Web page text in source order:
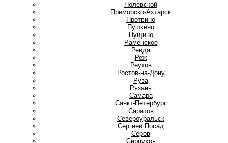
Полевской
Приморско-Ахтарск
Протвино
Пушкино
Пущино
Раменское
Ревда
Реж
Реутов
Ростов-на-Дону
Руза
Рязань
Самара
Санкт-Петербург
Саратов
Североуральск
Сергиев Посад
Серов
Серпухов